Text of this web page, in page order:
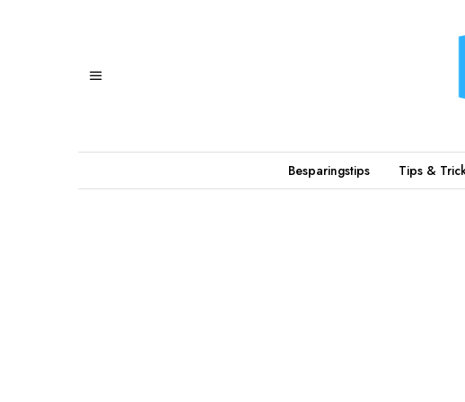
Besparingstips Tips &